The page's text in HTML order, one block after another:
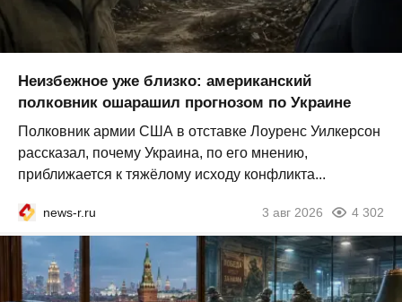
Неизбежное уже близко: американский
полковник ошарашил прогнозом по Украине
Полковник армии США в отставке Лоуренс Уилкерсон
рассказал, почему Украина, по его мнению,
приближается к тяжёлому исходу конфликта...
news-r.ru 3 авг 2026 4 302